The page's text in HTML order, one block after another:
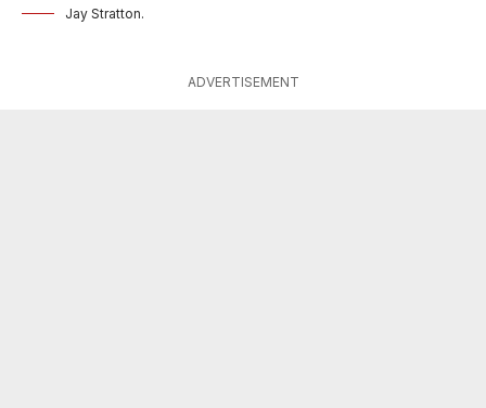
Jay Stratton.
ADVERTISEMENT